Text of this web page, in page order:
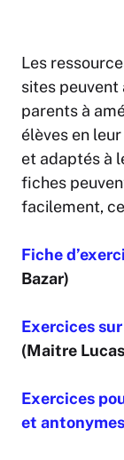
Les
sites peuvent
parents à
élèves en
et adaptés à
fiches
facilement,
Fiche
Bazar)
Exercices
(Maitre
Exercices
et antonymes